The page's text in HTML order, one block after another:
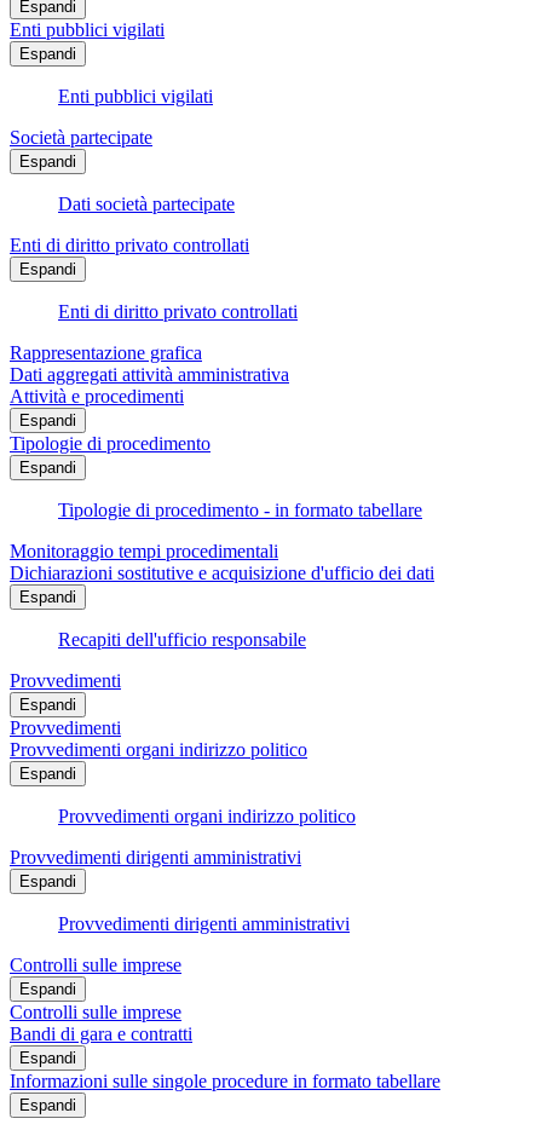
Espandi
Enti pubblici vigilati
Espandi
Enti pubblici vigilati
Società partecipate
Espandi
Dati società partecipate
Enti di diritto privato controllati
Espandi
Enti di diritto privato controllati
Rappresentazione grafica
Dati aggregati attività amministrativa
Attività e procedimenti
Espandi
Tipologie di procedimento
Espandi
Tipologie di procedimento - in formato tabellare
Monitoraggio tempi procedimentali
Dichiarazioni sostitutive e acquisizione d'ufficio dei dati
Espandi
Recapiti dell'ufficio responsabile
Provvedimenti
Espandi
Provvedimenti
Provvedimenti organi indirizzo politico
Espandi
Provvedimenti organi indirizzo politico
Provvedimenti dirigenti amministrativi
Espandi
Provvedimenti dirigenti amministrativi
Controlli sulle imprese
Espandi
Controlli sulle imprese
Bandi di gara e contratti
Espandi
Informazioni sulle singole procedure in formato tabellare
Espandi